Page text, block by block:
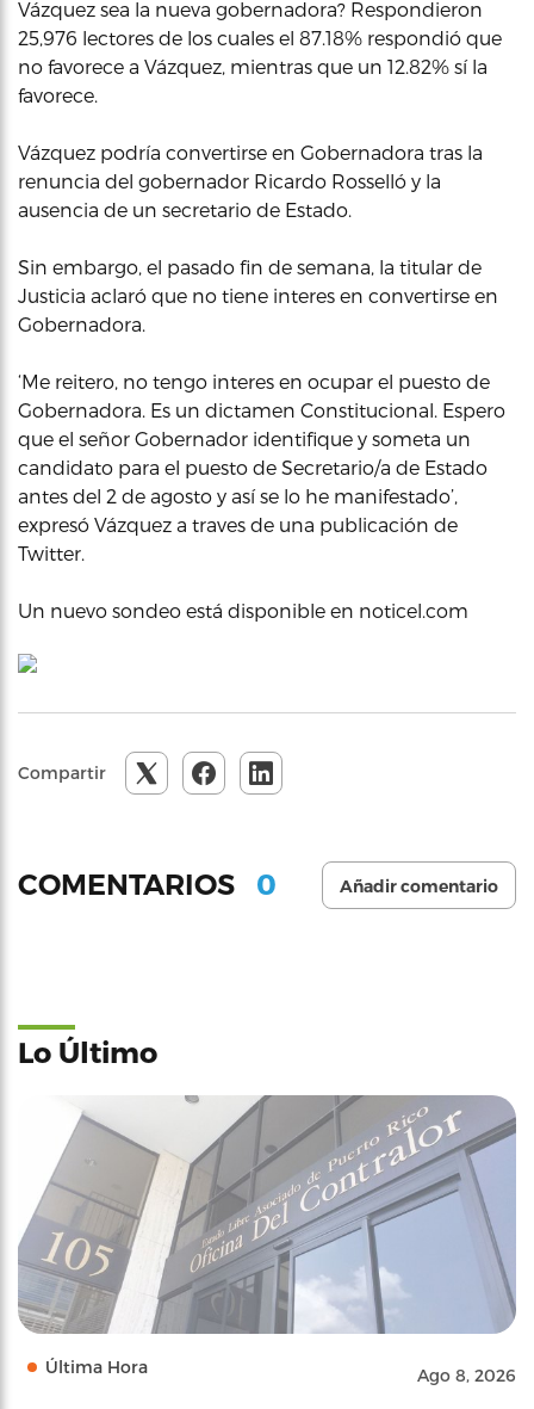
Vázquez sea la nueva gobernadora? Respondieron
25,976 lectores de los cuales el 87.18% respondió que
no favorece a Vázquez, mientras que un 12.82% sí la
favorece.
Vázquez podría convertirse en Gobernadora tras la
renuncia del gobernador Ricardo Rosselló y la
ausencia de un secretario de Estado.
Sin embargo, el pasado fin de semana, la titular de
Justicia aclaró que no tiene interes en convertirse en
Gobernadora.
‘Me reitero, no tengo interes en ocupar el puesto de
Gobernadora. Es un dictamen Constitucional. Espero
que el señor Gobernador identifique y someta un
candidato para el puesto de Secretario/a de Estado
antes del 2 de agosto y así se lo he manifestado’,
expresó Vázquez a traves de una publicación de
Twitter.
Un nuevo sondeo está disponible en noticel.com
Compartir
COMENTARIOS 0 Añadir comentario
Lo Último
Última Hora Ago 8, 2026